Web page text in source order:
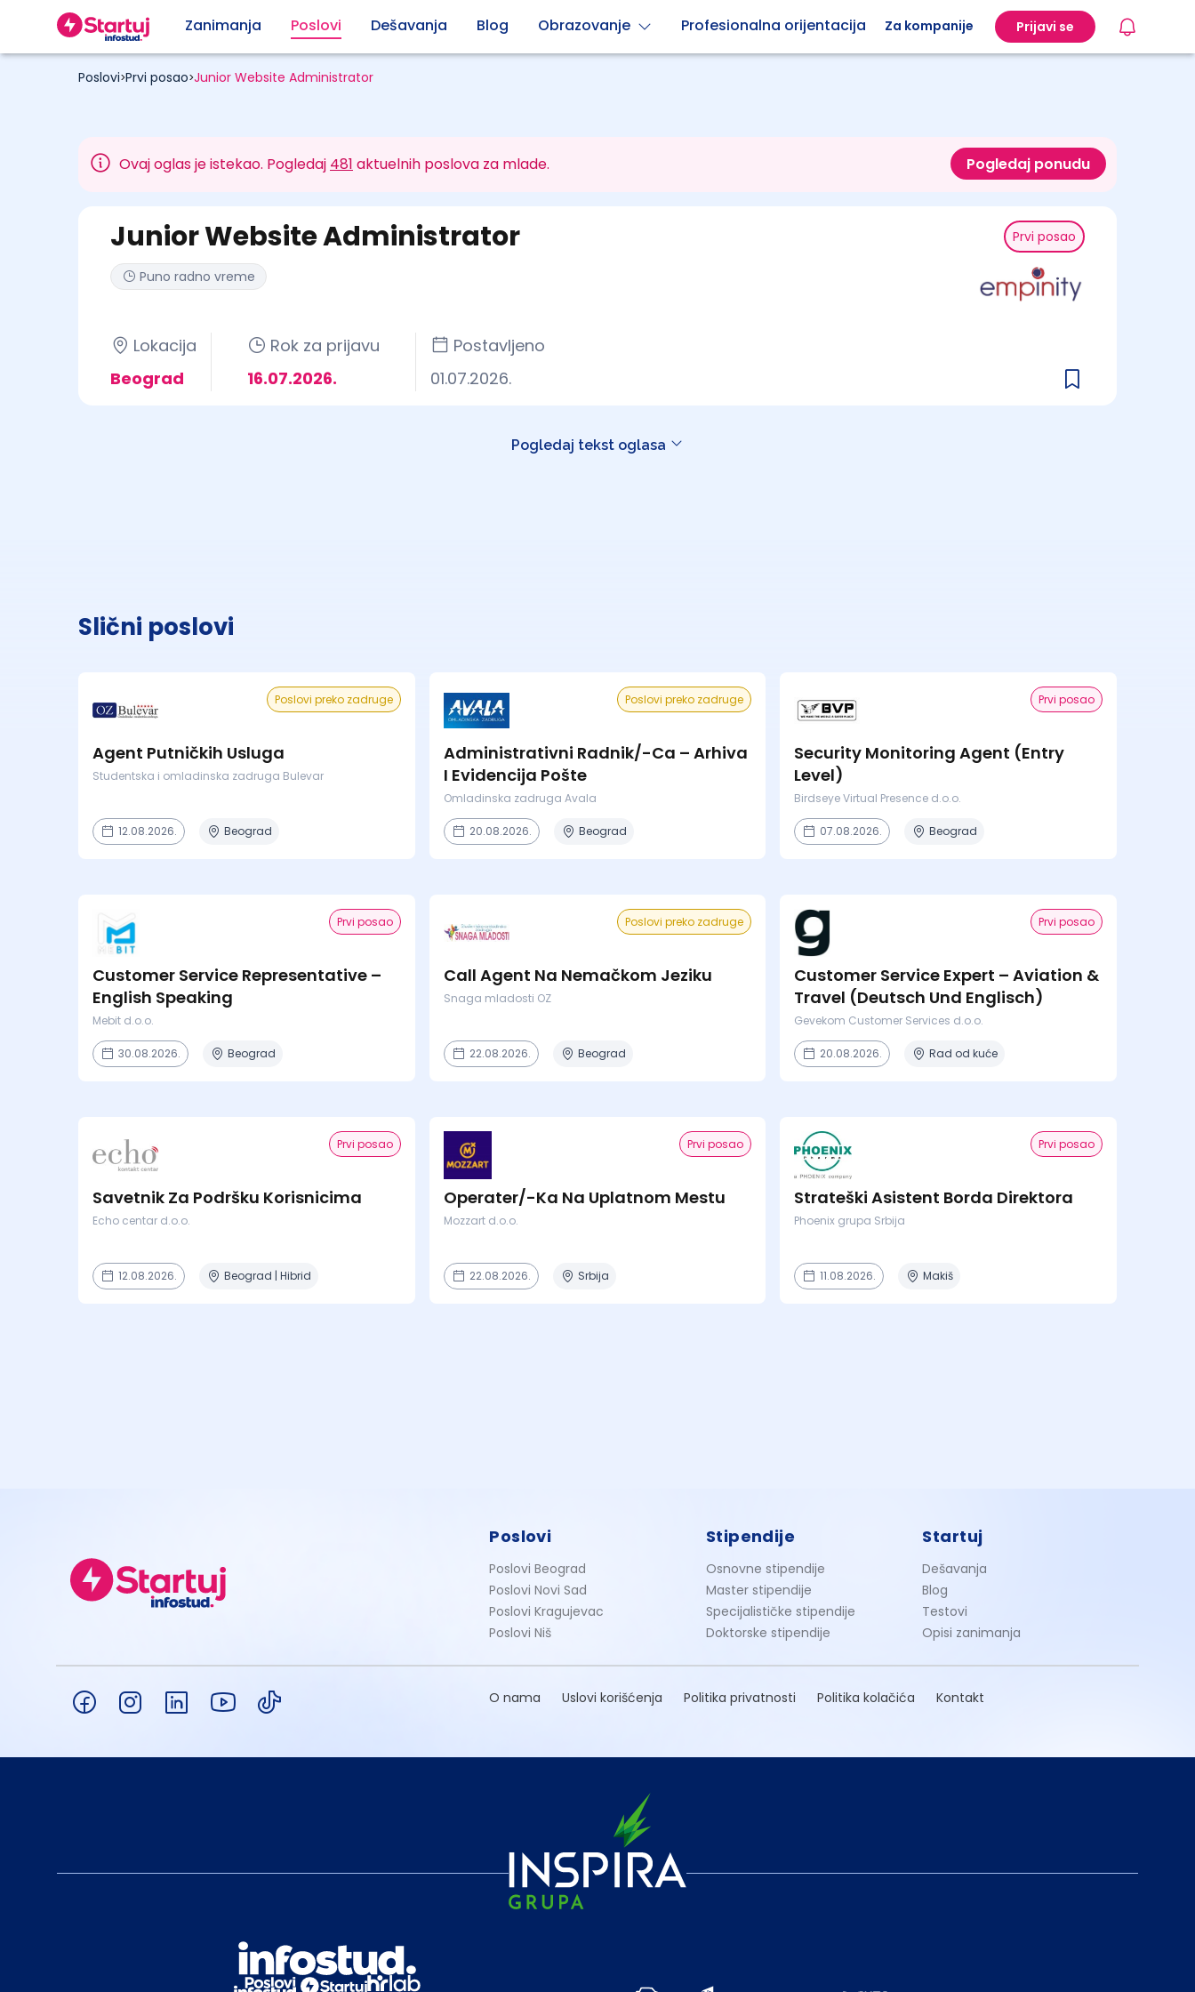
Zanimanja Poslovi Dešavanja Blog Obrazovanje Profesionalna orijentacija Za kompanije Prijavi se
Poslovi>Prvi posao>Junior Website Administrator
Ovaj oglas je istekao. Pogledaj 481 aktuelnih poslova za mlade. Pogledaj ponudu
Prvi posao
Junior Website Administrator
Lokacija
Beograd
Rok za prijavu
16.07.2026.
Postavljeno
01.07.2026.
Puno radno vreme
Pogledaj tekst oglasa
Slični poslovi
Poslovi preko zadruge
Agent Putničkih Usluga
Studentska i omladinska zadruga Bulevar
12.08.2026. Beograd
Poslovi preko zadruge
Administrativni Radnik/-Ca – Arhiva
I Evidencija Pošte
Omladinska zadruga Avala
20.08.2026. Beograd
Prvi posao
Security Monitoring Agent (Entry
Level)
Birdseye Virtual Presence d.o.o.
07.08.2026. Beograd
Prvi posao
Customer Service Representative –
English Speaking
Mebit d.o.o.
30.08.2026. Beograd
Poslovi preko zadruge
Call Agent Na Nemačkom Jeziku
Snaga mladosti OZ
22.08.2026. Beograd
Prvi posao
Customer Service Expert – Aviation &
Travel (Deutsch Und Englisch)
Gevekom Customer Services d.o.o.
20.08.2026. Rad od kuće
Prvi posao
Savetnik Za Podršku Korisnicima
Echo centar d.o.o.
12.08.2026. Beograd | Hibrid
Prvi posao
Operater/-Ka Na Uplatnom Mestu
Mozzart d.o.o.
22.08.2026. Srbija
Prvi posao
Strateški Asistent Borda Direktora
Phoenix grupa Srbija
11.08.2026. Makiš
Poslovi
Poslovi Beograd
Poslovi Novi Sad
Poslovi Kragujevac
Poslovi Niš
Stipendije
Osnovne stipendije
Master stipendije
Specijalističke stipendije
Doktorske stipendije
Startuj
Dešavanja
Blog
Testovi
Opisi zanimanja
O nama Uslovi korišćenja Politika privatnosti Politika kolačića Kontakt